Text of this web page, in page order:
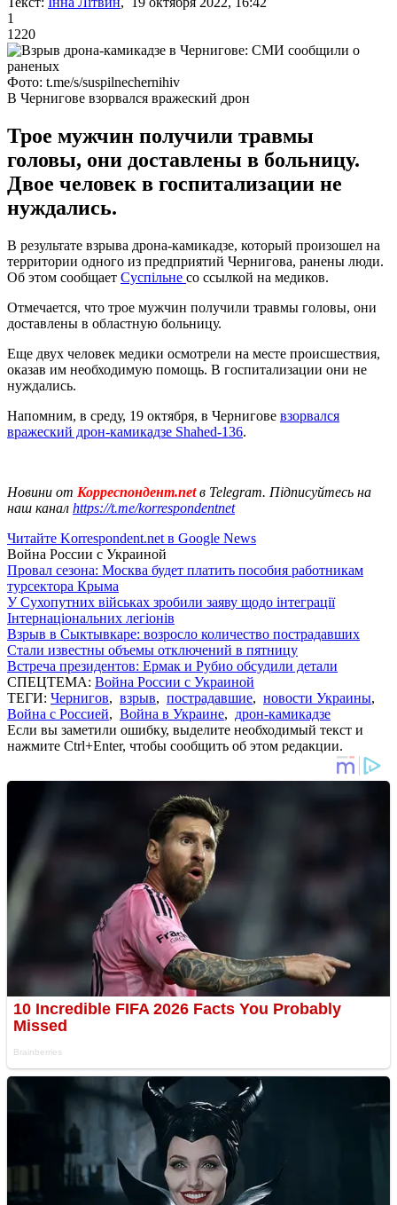
1
1220
Фото: t.me/s/suspilnechernihiv
В Чернигове взорвался вражеский дрон
Трое мужчин получили травмы
головы, они доставлены в больницу.
Двое человек в госпитализации не
нуждались.
В результате взрыва дрона-камикадзе, который произошел на
территории одного из предприятий Чернигова, ранены люди.
Об этом сообщает Суспільне со ссылкой на медиков.
Отмечается, что трое мужчин получили травмы головы, они
доставлены в областную больницу.
Еще двух человек медики осмотрели на месте происшествия,
оказав им необходимую помощь. В госпитализации они не
нуждались.
Напомним, в среду, 19 октября, в Чернигове взорвался
вражеский дрон-камикадзе Shahed-136.
Новини от Корреспондент.netв Telegram. Підписуйтесь на
наш канал https://t.me/korrespondentnet
Читайте Korrespondent.net в Google News
Война России с Украиной
Провал сезона: Москва будет платить пособия работникам
турсектора Крыма
У Сухопутних військах зробили заяву щодо інтеграції
Інтернаціональних легіонів
Взрыв в Сыктывкаре: возросло количество пострадавших
Стали известны объемы отключений в пятницу
Встреча президентов: Ермак и Рубио обсудили детали
СПЕЦТЕМА: Война России с Украиной
ТЕГИ: Чернигов, взрыв, пострадавшие, новости Украины,
Война с Россией, Война в Украине, дрон-камикадзе
Если вы заметили ошибку, выделите необходимый текст и
нажмите Ctrl+Enter, чтобы сообщить об этом редакции.